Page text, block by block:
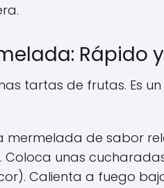
Rápido
tartas de frutas. Es
mermelada de sabor
unas
Calienta a fuego